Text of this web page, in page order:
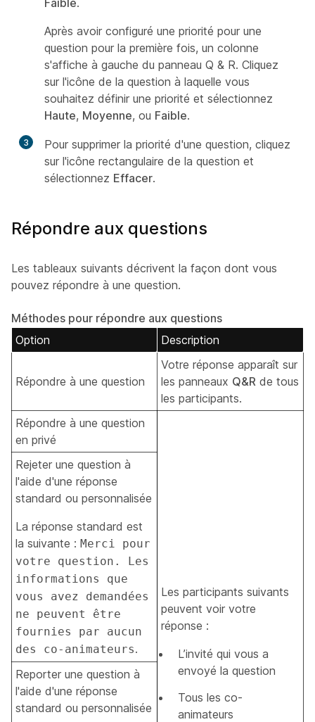
Faible.
Après avoir configuré une priorité pour une
question pour la première fois, un colonne
s'affiche à gauche du panneau Q & R. Cliquez
sur l'icône de la question à laquelle vous
souhaitez définir une priorité et sélectionnez
Haute, Moyenne, ou Faible.
3
Pour supprimer la priorité d'une question, cliquez
sur l'icône rectangulaire de la question et
sélectionnez Effacer.
Répondre aux questions
Les tableaux suivants décrivent la façon dont vous
pouvez répondre à une question.
Méthodes pour répondre aux questions
Option
Description
Répondre à une question
Votre réponse apparaît sur
les panneaux Q&R de tous
les participants.
Répondre à une question
en privé
Les participants suivants
peuvent voir votre
réponse :
L’invité qui vous a
envoyé la question
Tous les co-
animateurs
Rejeter une question à
l'aide d'une réponse
standard ou personnalisée
La réponse standard est
la suivante : Merci pour
votre question. Les
informations que
vous avez demandées
ne peuvent être
fournies par aucun
des co-animateurs.
Reporter une question à
l'aide d'une réponse
standard ou personnalisée